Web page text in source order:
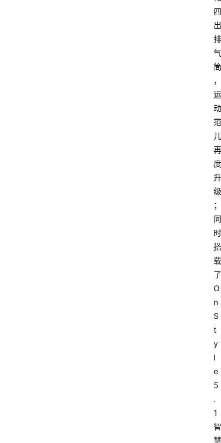
四
出
排
气
筒
，
运
动
范
儿
再
度
升
级
；
同
时
搭
载
了
O
n
S
t
y
l
e
5
.
1
智
慧